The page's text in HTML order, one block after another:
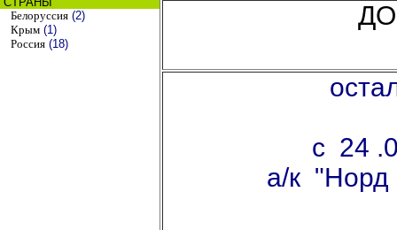
Белоруссия (2)
Крым (1)
Россия (18)
с 24
а/к "Норд